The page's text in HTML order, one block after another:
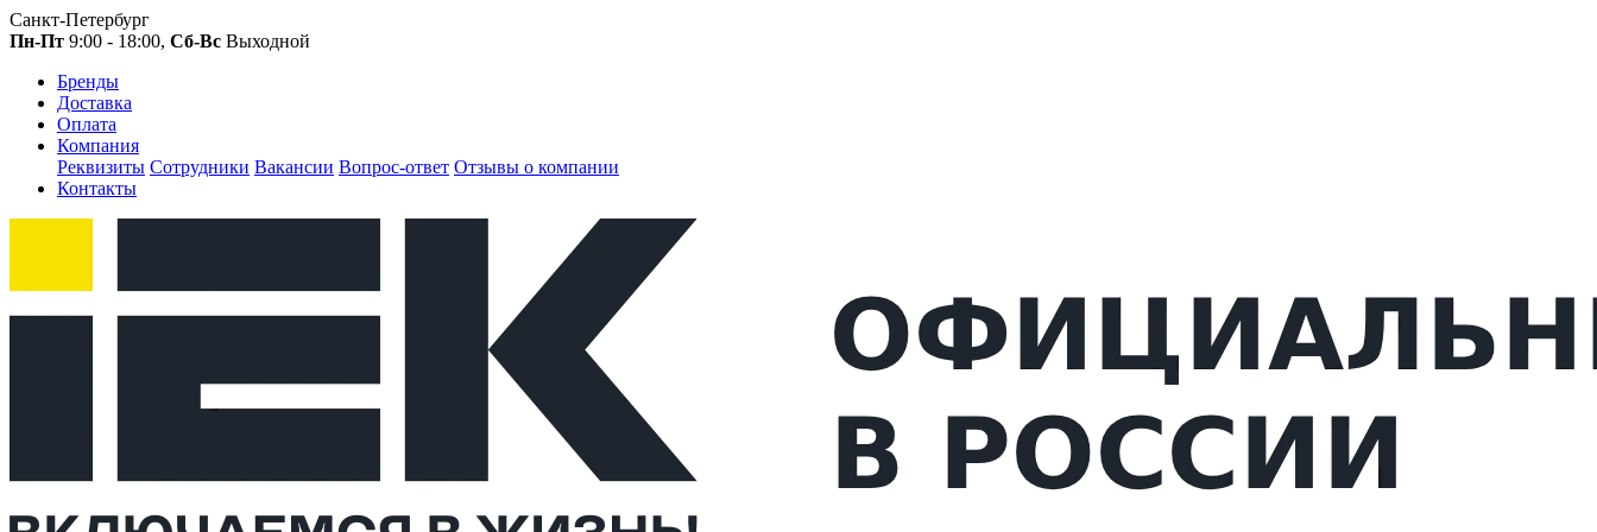
Санкт-Петербург
Пн-Пт 9:00 - 18:00, Сб-Вс Выходной
Бренды
Доставка
Оплата
Компания
Реквизиты Сотрудники Вакансии Вопрос-ответ Отзывы о компании
Контакты